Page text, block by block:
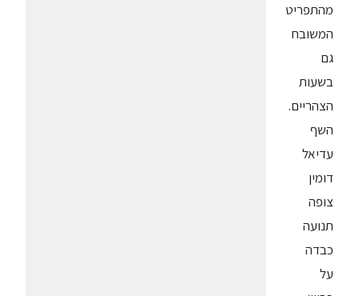
מהתפריט
המשובח
גם
בשעות
הצהריים.
השף
עדיאל
דומין
צופה
תנועה
כבדה
על